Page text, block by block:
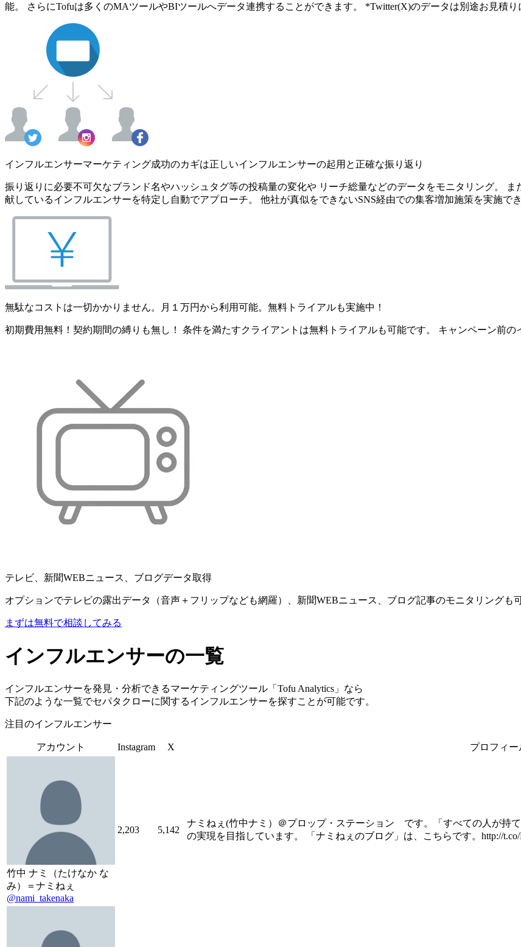
能。 さらにTofuは多くのMAツールやBIツールへデータ連携することができます。 *Twitter(X)のデータは別途お見積り
インフルエンサーマーケティング成功のカギは正しいインフルエンサーの起用と正確な振り返り
振り返りに必要不可欠なブランド名やハッシュタグ等の投稿量の変化や リーチ総量などのデータをモニタリング。
献しているインフルエンサーを特定し自動でアプローチ。 他社が真似をできないSNS経由での集客増加施策を実施でき
無駄なコストは一切かかりません。月１万円から利用可能。無料トライアルも実施中！
初期費用無料！契約期間の縛りも無し！ 条件を満たすクライアントは無料トライアルも可能です。 キャンペーン前の
テレビ、新聞WEBニュース、ブログデータ取得
オプションでテレビの露出データ（音声＋フリップなども網羅）、新聞WEBニュース、ブログ記事のモニタリングも可
まずは無料で相談してみる
インフルエンサーの一覧
インフルエンサーを発見・分析できるマーケティングツール「Tofu Analytics」なら
下記のような一覧でセパタクローに関するインフルエンサーを探すことが可能です。
注目のインフルエンサー
アカウント Instagram X プロフィー
竹中 ナミ（たけなか な
み）＝ナミねぇ
@nami_takenaka
2,203 5,142
ナミねぇ(竹中ナミ）＠プロップ・ステーション です。「すべての人が持
の実現を目指しています。 「ナミねぇのブログ」は、こちらです。http://t.co/